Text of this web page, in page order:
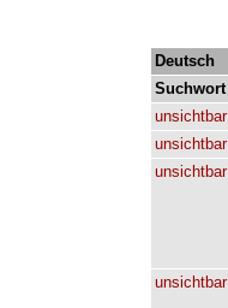
Deutsch
Suchwort
unsichtbar
unsichtbar
unsichtbar
unsichtbar